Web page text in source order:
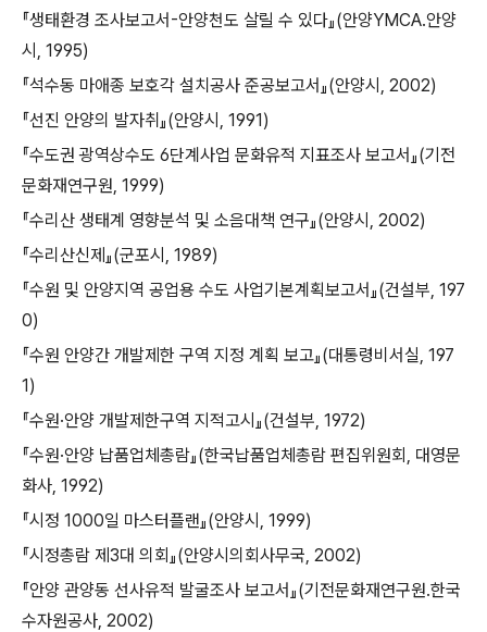
『생태환경 조사보고서-안양천도 살릴 수 있다』(안양YMCA․안양
시, 1995)
『석수동 마애종 보호각 설치공사 준공보고서』(안양시, 2002)
『선진 안양의 발자취』(안양시, 1991)
『수도권 광역상수도 6단계사업 문화유적 지표조사 보고서』(기전
문화재연구원, 1999)
『수리산 생태계 영향분석 및 소음대책 연구』(안양시, 2002)
『수리산신제』(군포시, 1989)
『수원 및 안양지역 공업용 수도 사업기본계획보고서』(건설부, 197
0)
『수원 안양간 개발제한 구역 지정 계획 보고』(대통령비서실, 197
1)
『수원·안양 개발제한구역 지적고시』(건설부, 1972)
『수원·안양 납품업체총람』(한국납품업체총람 편집위원회, 대영문
화사, 1992)
『시정 1000일 마스터플랜』(안양시, 1999)
『시정총람 제3대 의회』(안양시의회사무국, 2002)
『안양 관양동 선사유적 발굴조사 보고서』(기전문화재연구원․한국
수자원공사, 2002)